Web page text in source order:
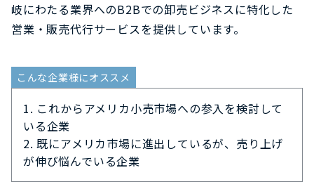
岐にわたる業界へのB2Bでの卸売ビジネスに特化した
営業・販売代行サービスを提供しています。
こんな企業様にオススメ
これからアメリカ小売市場への参入を検討して
いる企業
既にアメリカ市場に進出しているが、売り上げ
が伸び悩んでいる企業